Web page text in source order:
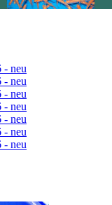
- neu
- neu
- neu
- neu
- neu
- neu
- neu